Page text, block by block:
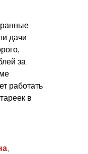
дачи
за
работать
в
,